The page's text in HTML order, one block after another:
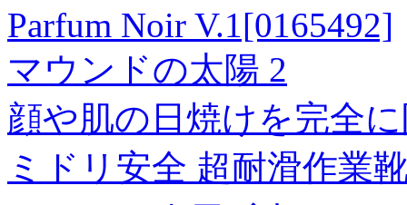
Parfum Noir V.1[0165492]
マウンドの太陽 2
顔や肌の日焼けを完全
ミドリ安全 超耐滑作業